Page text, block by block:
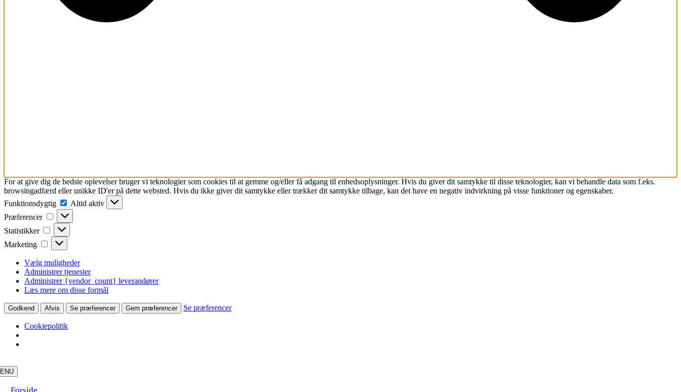
For at give dig de bedste oplevelser bruger vi teknologier som cookies til at gemme og/eller få adgang til enhedsoplysninger. Hvis du giver dit samtykke til disse teknologier, kan vi behandle data som f.eks.
browsingadfærd eller unikke ID'er på dette websted. Hvis du ikke giver dit samtykke eller trækker dit samtykke tilbage, kan det have en negativ indvirkning på visse funktioner og egenskaber.
Funktionsdygtig
Funktionsdygtig
Altid aktiv
Præferencer
Præferencer
Statistikker Statistikker
Marketing Marketing
Vælg muligheder
Administrer tjenester
Administrer {vendor_count} leverandører
Læs mere om disse formål
Godkend Afvis Se præferencer Gem præferencer Se præferencer
Cookiepolitik
to
content
Forside